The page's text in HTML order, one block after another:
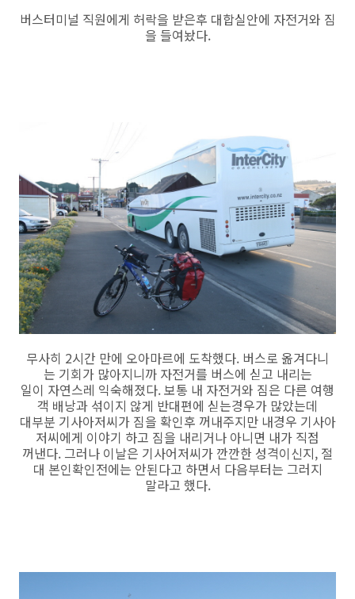
버스터미널 직원에게 허락을 받은후 대합실안에 자전거와 짐
을 들여놨다.
무사히 2시간 만에 오아마르에 도착했다. 버스로 옮겨다니
는 기회가 많아지니까 자전거를 버스에 싣고 내리는
일이 자연스레 익숙해졌다. 보통 내 자전거와 짐은 다른 여행
객 배낭과 섞이지 않게 반대편에 싣는경우가 많았는데
대부분 기사아저씨가 짐을 확인후 꺼내주지만 내경우 기사아
저씨에게 이야기 하고 짐을 내리거나 아니면 내가 직점
꺼낸다. 그러나 이날은 기사어저씨가 깐깐한 성격이신지, 절
대 본인확인전에는 안된다고 하면서 다음부터는 그러지
말라고 했다.